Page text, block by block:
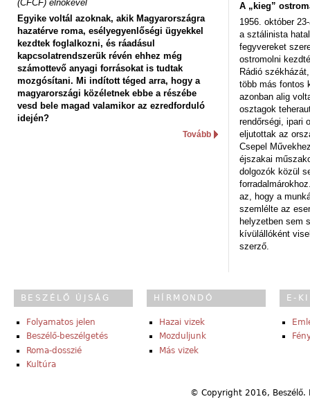
(CFCF) elnökével
Egyike voltál azoknak, akik Magyarországra
hazatérve roma, esélyegyenlőségi ügyekkel
kezdtek foglalkozni, és ráadásul
kapcsolatrendszerük révén ehhez még
számottevő anyagi forrásokat is tudtak
mozgósítani. Mi indított téged arra, hogy a
magyarországi közéletnek ebbe a részébe
vesd bele magad valamikor az ezredforduló
idején?
Tovább
A „kieg”
1956. október
a sztálinista
fegyvereket
ostromolni
Rádió
több más fontos
azonban alig
osztagok
rendőrségi, ipari
eljutottak az
Csepel
éjszakai
dolgozók közül
az, hogy a
szemlélte az
helyzetben sem
kívülállóként
szerző.
BESZÉLŐ ÚJSÁG
Folyamatos jelen
Beszélő-beszélgetés
Roma-dosszié
Kultúra
HÍRMONDÓ
Hazai vizek
Mozduljunk
Más vizek
E-
© Copyright 2016,